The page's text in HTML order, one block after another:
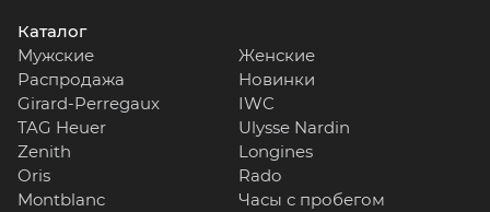
Каталог
Мужские
Женские
Распродажа
Новинки
Girard-Perregaux
IWC
TAG Heuer
Ulysse Nardin
Zenith
Longines
Oris
Rado
Montblanc
Часы с пробегом